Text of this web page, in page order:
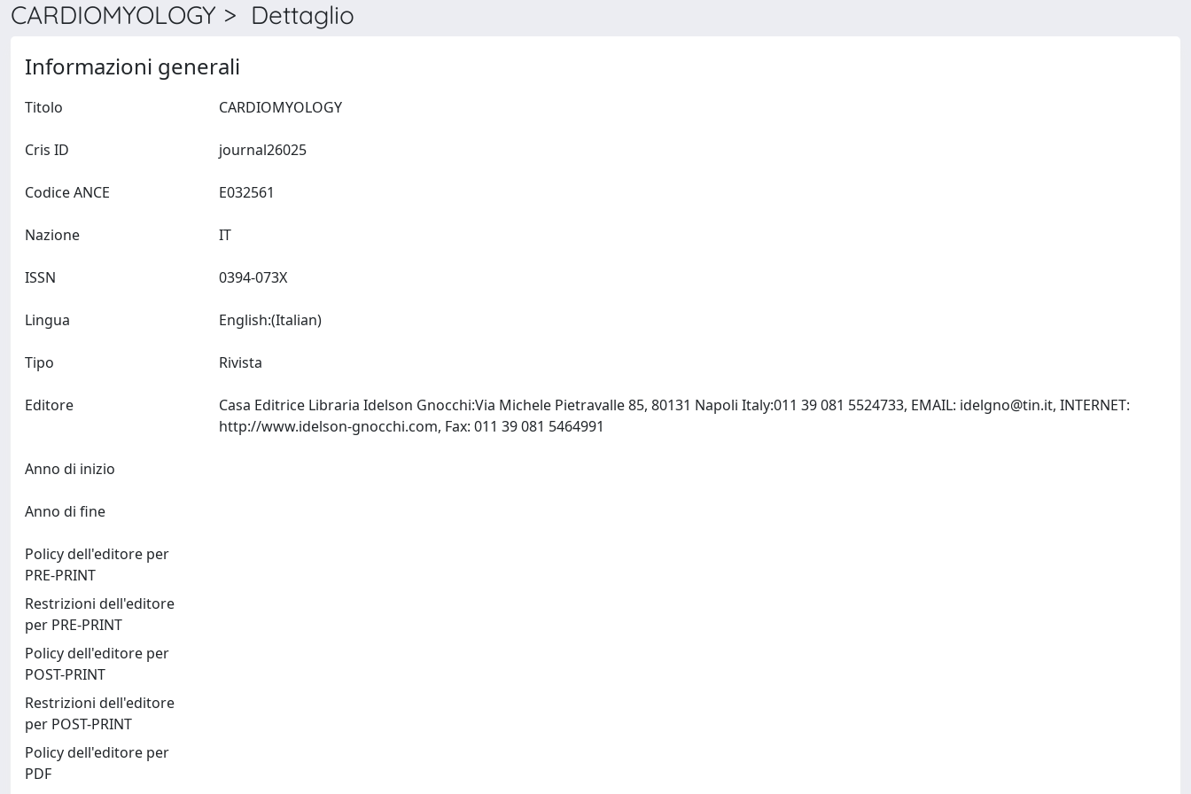
CARDIOMYOLOGY > Dettaglio
Informazioni generali
Titolo
Cris ID
Codice ANCE
Nazione
ISSN
Lingua
Tipo Rivista
Editore Casa Editrice Libraria Idelson Gnocchi:Via Michele Pietravalle 85, 80131 Napoli Italy:011 39 081 5524733, EMAIL: idelgno@tin.it, INTERNET:
Anno di inizio
Anno di fine
Policy dell'editore per
PRE-PRINT
Restrizioni dell'editore
per PRE-PRINT
Policy dell'editore per
POST-PRINT
Restrizioni dell'editore
per POST-PRINT
Policy dell'editore per
PDF